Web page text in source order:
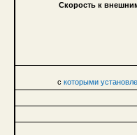
Скорость к
с которыми